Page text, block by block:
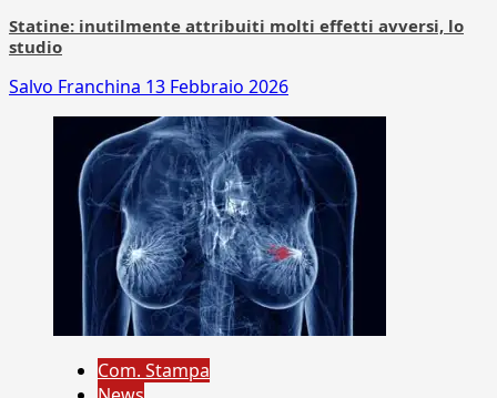
Statine: inutilmente attribuiti molti effetti avversi, lo
studio
Salvo Franchina 13 Febbraio 2026
Com. Stampa